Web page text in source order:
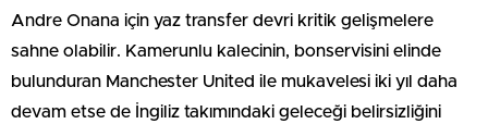
Andre Onana için yaz transfer devri kritik gelişmelere
sahne olabilir. Kamerunlu kalecinin, bonservisini elinde
bulunduran Manchester United ile mukavelesi iki yıl daha
devam etse de İngiliz takımındaki geleceği belirsizliğini